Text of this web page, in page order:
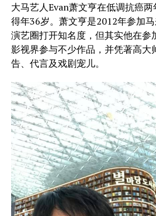
大马艺人Evan萧文亨在低调抗癌两
得年36岁。萧文亨是2012年参加
演艺圈打开知名度，但其实他在参
影视界参与不少作品，并凭著高大
告、代言及戏剧宠儿。